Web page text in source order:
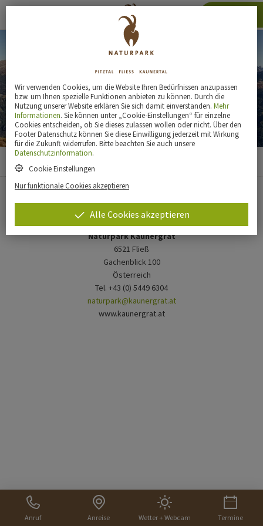
Naturpark Kaunergrat
6521 Fließ
Gachenblick 100
Österreich
Tel. +43 (0) 5449 6304
naturpark@kaunergrat.at
www.kaunergrat.at
Anruf Anreise Wetter + Webcam Termine
Wir verwenden Cookies, um die Website Ihren Bedürfnissen anzupassen
bzw. um Ihnen spezielle Funktionen anbieten zu können. Durch die
Nutzung unserer Website erklären Sie sich damit einverstanden. Mehr
Informationen. Sie können unter „Cookie-Einstellungen“ für einzelne
Cookies entscheiden, ob Sie dieses zulassen wollen oder nicht. Über den
Footer Datenschutz können Sie diese Einwilligung jederzeit mit Wirkung
für die Zukunft widerrufen. Bitte beachten Sie auch unsere
Datenschutzinformation.
Cookie Einstellungen
Nur funktionale Cookies akzeptieren
Alle Cookies akzeptieren